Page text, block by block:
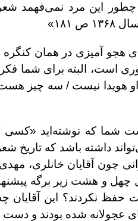
چطور این مرد نمی‌فهمد
آمیزی در همان کنگره
است، البته برای شما
او هویدا نیست / سه چیز
شما که نوشته‌اید «کسی
داشته باشد که تاریخ
چون آقایان خانلری،
چهل و هشت زیر برگه
حفظ نکردند؟ این آقایان
شده بودند و دست